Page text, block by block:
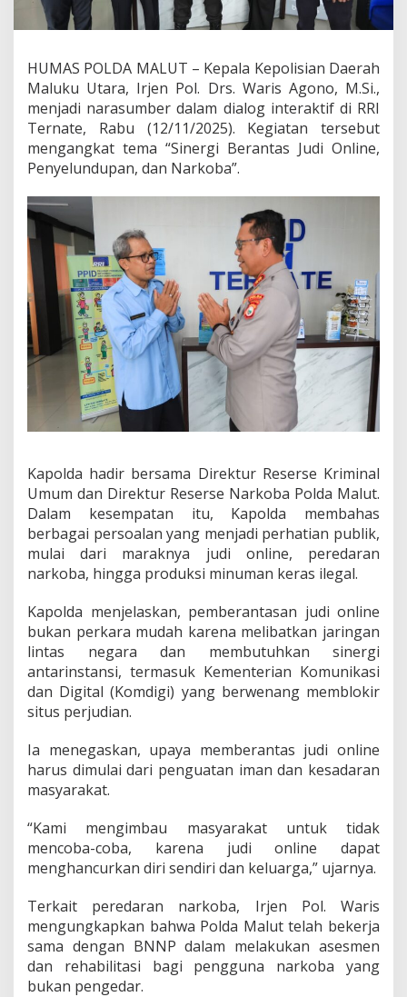
l
d
a
u
t
T
e
g
o
m
i
t
m
n
B
r
t
a
s
J
u
d
i
n
l
i
n
e
,
r
k
o
a
n
M
a
s
I
l
HUMAS POLDA MALUT – Kepala Kepolisian Daerah
Maluku Utara, Irjen Pol. Drs. Waris Agono, M.Si.,
menjadi narasumber dalam dialog interaktif di RRI
Ternate, Rabu (12/11/2025). Kegiatan tersebut
mengangkat tema “Sinergi Berantas Judi Online,
Penyelundupan, dan Narkoba”.
Kapolda hadir bersama Direktur Reserse Kriminal
Umum dan Direktur Reserse Narkoba Polda Malut.
Dalam kesempatan itu, Kapolda membahas
berbagai persoalan yang menjadi perhatian publik,
mulai dari maraknya judi online, peredaran
narkoba, hingga produksi minuman keras ilegal.
Kapolda menjelaskan, pemberantasan judi online
bukan perkara mudah karena melibatkan jaringan
lintas negara dan membutuhkan sinergi
antarinstansi, termasuk Kementerian Komunikasi
dan Digital (Komdigi) yang berwenang memblokir
situs perjudian.
Ia menegaskan, upaya memberantas judi online
harus dimulai dari penguatan iman dan kesadaran
masyarakat.
“Kami mengimbau masyarakat untuk tidak
mencoba-coba, karena judi online dapat
menghancurkan diri sendiri dan keluarga,” ujarnya.
Terkait peredaran narkoba, Irjen Pol. Waris
mengungkapkan bahwa Polda Malut telah bekerja
sama dengan BNNP dalam melakukan asesmen
dan rehabilitasi bagi pengguna narkoba yang
bukan pengedar.